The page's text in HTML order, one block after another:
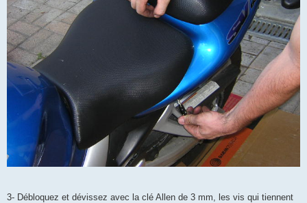
3- Débloquez et dévissez avec la clé Allen de 3 mm, les vis qui tiennent